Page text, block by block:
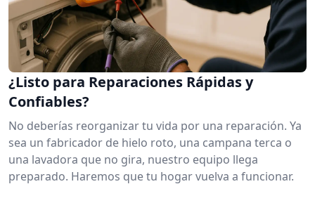
¿Listo para Reparaciones Rápidas y
Confiables?
No deberías reorganizar tu vida por una reparación. Ya
sea un fabricador de hielo roto, una campana terca o
una lavadora que no gira, nuestro equipo llega
preparado. Haremos que tu hogar vuelva a funcionar.